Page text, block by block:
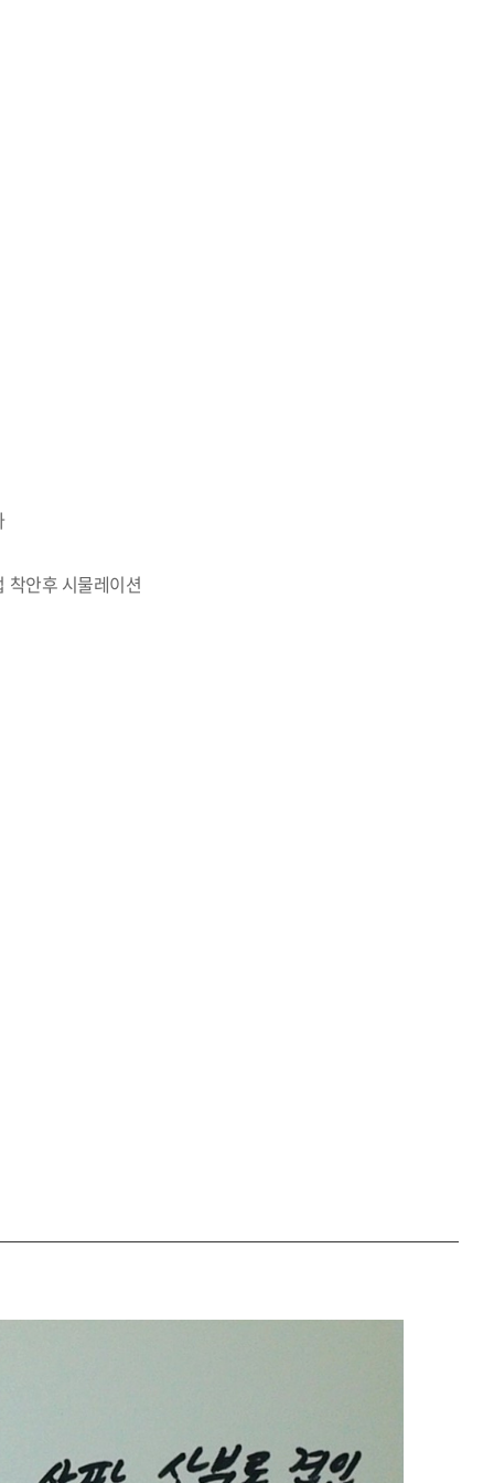
착안후 시물레이션